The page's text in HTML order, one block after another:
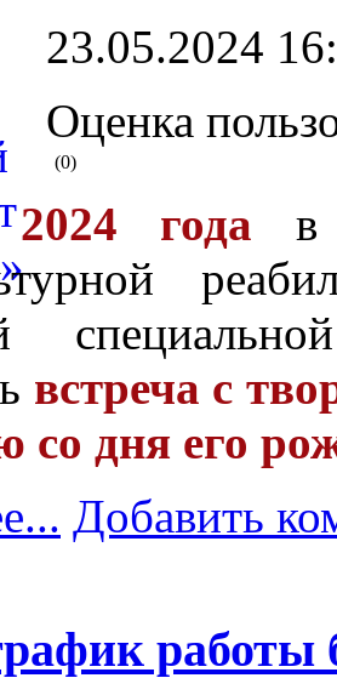
23.05.2024
Оценка
(0)
года в
встреча с
со дня его
Добавить
работы